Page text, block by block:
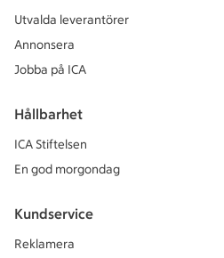
Utvalda leverantörer
Annonsera
Jobba på ICA
Hållbarhet
ICA Stiftelsen
En god morgondag
Kundservice
Reklamera